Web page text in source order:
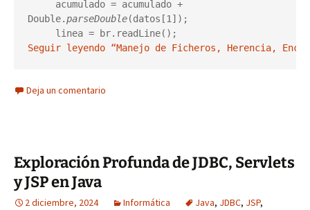
Double.parseDouble(datos[1]);
Seguir leyendo “Manejo de Ficheros, Herencia,
Deja un comentario
Exploración Profunda de JDBC, Servlets
y JSP en Java
2 diciembre, 2024 Informática Java, JDBC, JSP,